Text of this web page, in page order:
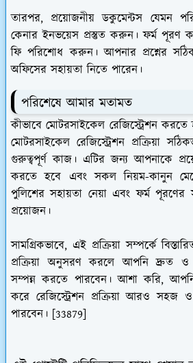
তারপর, প্রয়োজনীয় ডকুমেন্টস যেমন
কেনার ইনভয়েস প্রস্তুত করুন। ফর্ম পূরণ
ফি পরিশোধ করুন। আপনার প্রশ্নের
অফিসের সহায়তা নিতে পারেন।
পরিশেষে আমার মতামত
কীভাবে মোটরসাইকেল রেজিস্ট্রেশন
মোটরসাইকেল রেজিস্ট্রেশন প্রক্রিয়া
গুরুত্বপূর্ণ কাজ। এটির জন্য আপনাকে
করতে হবে এবং সকল নিয়ম-কানুন
পুলিশের সহায়তা নেয়া এবং ফর্ম
প্রয়োজন।
সামগ্রিকভাবে, এই প্রক্রিয়া সম্পর্কে
প্রক্রিয়া অনুসরণ করলে আপনি দ্রুত ও
সম্পন্ন করতে পারবেন। আশা করি,
করে রেজিস্ট্রেশন প্রক্রিয়া আরও সহজ
পারবেন। [33879]